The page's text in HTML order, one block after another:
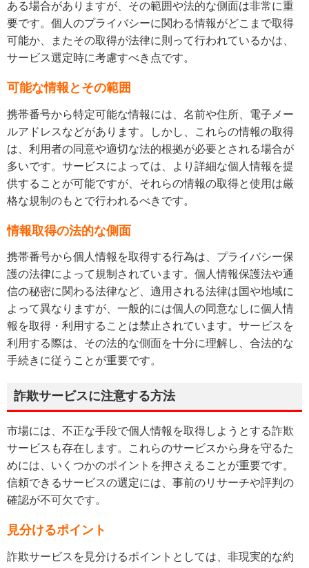
ある場合がありますが、その範囲や法的な側面は非常に重
要です。個人のプライバシーに関わる情報がどこまで取得
可能か、またその取得が法律に則って行われているかは、
サービス選定時に考慮すべき点です。
可能な情報とその範囲
携帯番号から特定可能な情報には、名前や住所、電子メー
ルアドレスなどがあります。しかし、これらの情報の取得
は、利用者の同意や適切な法的根拠が必要とされる場合が
多いです。サービスによっては、より詳細な個人情報を提
供することが可能ですが、それらの情報の取得と使用は厳
格な規制のもとで行われるべきです。
情報取得の法的な側面
携帯番号から個人情報を取得する行為は、プライバシー保
護の法律によって規制されています。個人情報保護法や通
信の秘密に関わる法律など、適用される法律は国や地域に
よって異なりますが、一般的には個人の同意なしに個人情
報を取得・利用することは禁止されています。サービスを
利用する際は、その法的な側面を十分に理解し、合法的な
手続きに従うことが重要です。
詐欺サービスに注意する方法
市場には、不正な手段で個人情報を取得しようとする詐欺
サービスも存在します。これらのサービスから身を守るた
めには、いくつかのポイントを押さえることが重要です。
信頼できるサービスの選定には、事前のリサーチや評判の
確認が不可欠です。
見分けるポイント
詐欺サービスを見分けるポイントとしては、非現実的な約